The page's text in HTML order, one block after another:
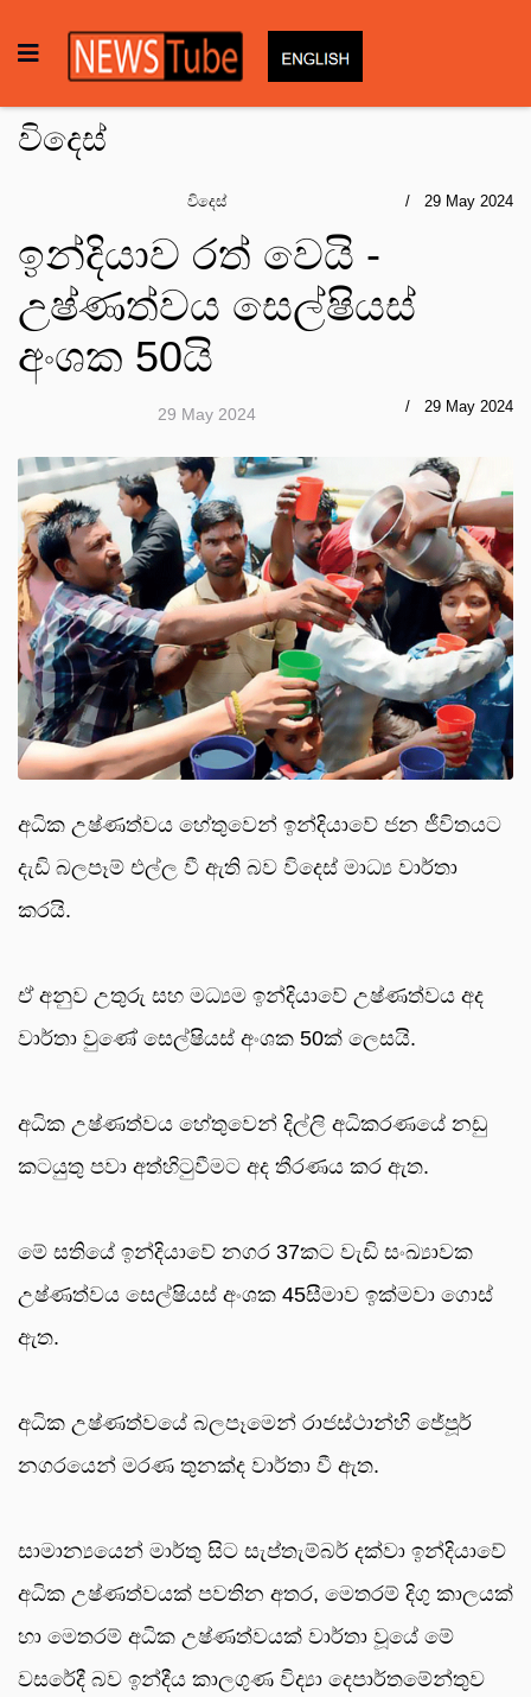
විදෙස්
විදෙස් 29 May 2024
ඉන්දියාව රත් වෙයි -
උෂ්ණත්වය සෙල්ෂියස්
අංශක 50යි
29 May 2024 29 May 2024
අධික උෂ්ණත්වය හේතුවෙන් ඉන්දියාවේ ජන ජීවිතයට
දැඩි බලපෑම් එල්ල වී ඇති බව විදෙස් මාධ්‍ය වාර්තා
කරයි.
ඒ අනුව උතුරු සහ මධ්‍යම ඉන්දියාවේ උෂ්ණත්වය අද
වාර්තා වුණේ සෙල්ෂියස් අංශක 50ක් ලෙසයි.
අධික උෂ්ණත්වය හේතුවෙන් දිල්ලි අධිකරණයේ නඩු
කටයුතු පවා අත්හිටුවීමට අද තීරණය කර ඇත.
මේ සතියේ ඉන්දියාවේ නගර 37කට වැඩි සංඛ්‍යාවක
උෂ්ණත්වය සෙල්ෂියස් අංශක 45සීමාව ඉක්මවා ගොස්
ඇත.
අධික උෂ්ණත්වයේ බලපෑමෙන් රාජස්ථාන්හි ජේපූර්
නගරයෙන් මරණ තුනක්ද වාර්තා වී ඇත.
සාමාන්‍යයෙන් මාර්තු සිට සැප්තැම්බර් දක්වා ඉන්දියාවේ
අධික උෂ්ණත්වයක් පවතින අතර, මෙතරම් දිගු කාලයක්
හා මෙතරම් අධික උෂ්ණත්වයක් වාර්තා වූයේ මේ
වසරේදී බව ඉන්දීය කාලගුණ විද්‍යා දෙපාර්තමේන්තුව